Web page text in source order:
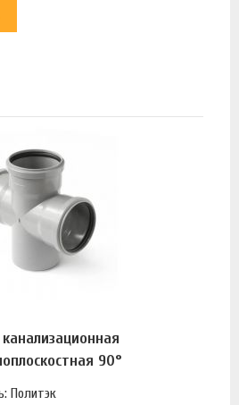
90°
Политэк